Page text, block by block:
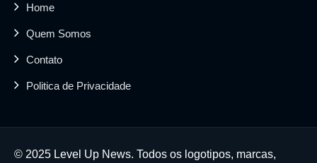
Home
Quem Somos
Contato
Politica de Privacidade
© 2025 Level Up News. Todos os logotipos, marcas,